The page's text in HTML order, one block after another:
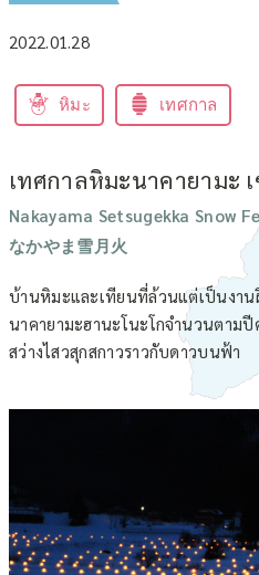
2022.01.28
หิมะ เทศกาล
เทศกาลหิมะนาคายามะ
Nakayama Setsugekka Snow
なかやま雪月火
บ้านหิมะและเทียนที่ล้วนแต่เป็นงา
นาคายามะฮานะโนะโกจำนวนตาม
สว่างไสวสุกสกาวราวกับดาวบนฟ้า